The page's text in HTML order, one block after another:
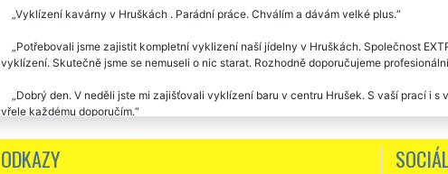
Vyklízení kavárny v Hruškách . Parádní práce. Chválím a dávám velké plus.
Potřebovali jsme zajistit kompletní vyklizení naší jídelny v Hruškách. Společnost
vyklízení. Skutečně jsme se nemuseli o nic starat. Rozhodně doporučujeme
Dobrý den. V neděli jste mi zajišťovali vyklízení baru v centru Hrušek. S vaší prací i
vřele každému doporučím.
Vyklízení restauračních prostor v Hruškách proběhlo naprosto v pořádku. Bylo
přístup a kvalitu práce.
ODKAZY